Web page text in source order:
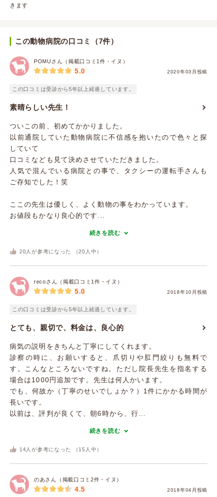
きます
この動物病院の口コミ（7件）
POMUさん（掲載口コミ1件・イヌ）
2020年03月投稿
5.0
この口コミは受診から5年以上経過しています。
素晴らしい先生！
ついこの前、初めてかかりました。
以前通院していた動物病院に不信感を抱いたので色々と探
していて
口コミなども見て決めさせていただきました。
人気で混んでいる病院との事で、タクシーの運転手さんも
ご存知でした！笑
ここの先生は優しく、よく動物の事をわかっています。
お値段もかなり良心的です...
続きを読む
20 人が参考になった （20 人中）
recoさん（掲載口コミ1件・イヌ）
2018年10月投稿
5.0
この口コミは受診から5年以上経過しています。
とても、親切で、料金は、良心的
病気の説明をきちんと丁寧にしてくれます。
診察の時に、お願いすると、爪切りや肛門絞りも無料で
す。こんなところないですね。ただし院長先生を指名する
場合は1000円追加です。先生は何人かいます。
でも、何故か（丁寧のせいでしょか？）1件にかかる時間が
長いです。
以前は、評判が良くて、朝6時から、行...
続きを読む
14 人が参考になった （ 15 人中）
のあさん（掲載口コミ2件・イヌ）
2018年04月投稿
4.5